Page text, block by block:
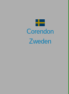
Corendon
Zweden